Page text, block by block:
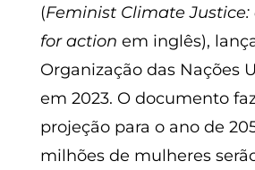
(Feminist Climate
for action em inglês),
Organização das Nações
em 2023. O documento
projeção para o ano de
milhões de mulheres